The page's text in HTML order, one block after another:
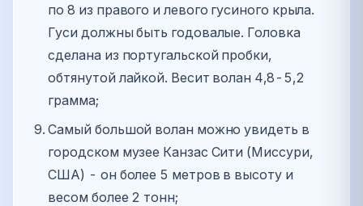
по 8 из правого и левого гусиного крыла.
Гуси должны быть годовалые. Головка
сделана из португальской пробки,
обтянутой лайкой. Весит волан 4,8-5,2
грамма;
Самый большой волан можно увидеть в
городском музее Канзас Cити (Миссури,
США) - он более 5 метров в высоту и
весом более 2 тонн;